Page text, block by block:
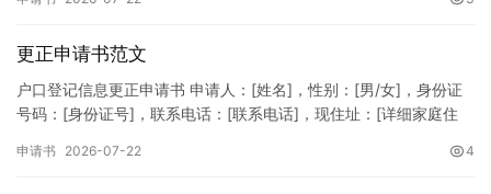
更正申请书范文
户口登记信息更正申请书 申请人：[姓名]，性别：[男/女]，身份证
号码：[身份证号]，联系电话：[联系电话]，现住址：[详细家庭住
申请书 2026-07-22 4